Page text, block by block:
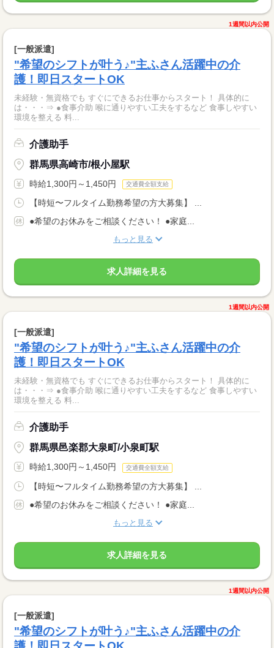
1週間以内公開
[一般派遣]
"希望のシフトが叶う♪"主ふさん活躍中の介
護！即日スタートOK
未経験・無資格でも すぐにできるお仕事からスタート！ 具体的に
は・・・⇒ ●食事介助 喉に通りやすい工夫をするなど 食事しやすい
環境を整える 料...
介護助手
群馬県高崎市/根小屋駅
時給1,300円～1,450円 交通費全額支給
【時短〜フルタイム勤務希望の方大募集】 ...
●希望のお休みをご相談ください！ ●家庭...
もっと見る
求人詳細を見る
1週間以内公開
[一般派遣]
"希望のシフトが叶う♪"主ふさん活躍中の介
護！即日スタートOK
未経験・無資格でも すぐにできるお仕事からスタート！ 具体的に
は・・・⇒ ●食事介助 喉に通りやすい工夫をするなど 食事しやすい
環境を整える 料...
介護助手
群馬県邑楽郡大泉町/小泉町駅
時給1,300円～1,450円 交通費全額支給
【時短〜フルタイム勤務希望の方大募集】 ...
●希望のお休みをご相談ください！ ●家庭...
もっと見る
求人詳細を見る
1週間以内公開
[一般派遣]
"希望のシフトが叶う♪"主ふさん活躍中の介